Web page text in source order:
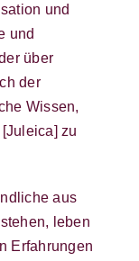
und
und
über
der
Wissen,
zu
aus
leben
Erfahrungen